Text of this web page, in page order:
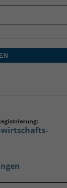
wirtschafts-